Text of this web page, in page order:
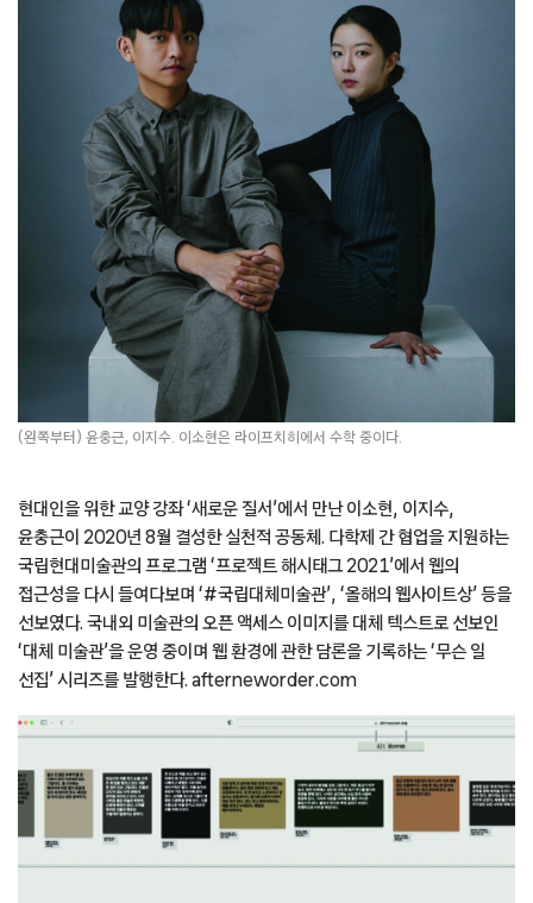
(왼쪽부터) 윤충근, 이지수. 이소현은 라이프치히에서 수학 중이다.
현대인을 위한 교양 강좌 ‘새로운 질서’에서 만난 이소현, 이지수,
윤충근이 2020년 8월 결성한 실천적 공동체. 다학제 간 협업을 지원하는
국립현대미술관의 프로그램 ‘프로젝트 해시태그 2021’에서 웹의
접근성을 다시 들여다보며 ‘#국립대체미술관’, ‘올해의 웹사이트상’ 등을
선보였다. 국내외 미술관의 오픈 액세스 이미지를 대체 텍스트로 선보인
‘대체 미술관’을 운영 중이며 웹 환경에 관한 담론을 기록하는 ‘무슨 일
선집’ 시리즈를 발행한다. afterneworder.com